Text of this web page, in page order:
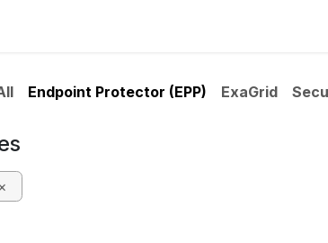
Endpoint Protector (EPP) ExaGrid
×